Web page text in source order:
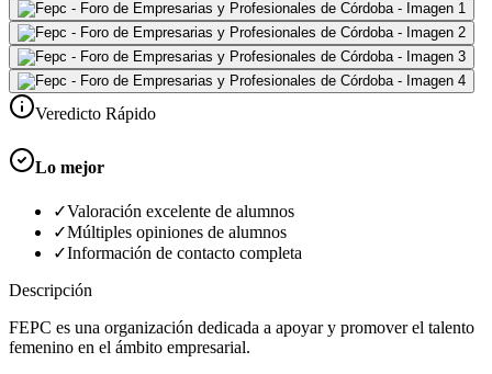
Veredicto Rápido
Lo mejor
✓Valoración excelente de alumnos
✓Múltiples opiniones de alumnos
✓Información de contacto completa
Descripción
FEPC es una organización dedicada a apoyar y promover el talento
femenino en el ámbito empresarial.